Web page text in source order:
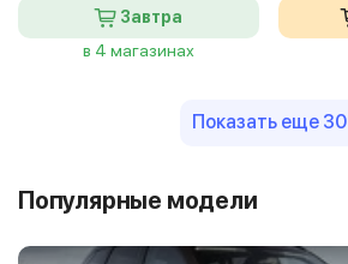
Завтра
в 4 магазинах
Показать еще 30
Популярные модели